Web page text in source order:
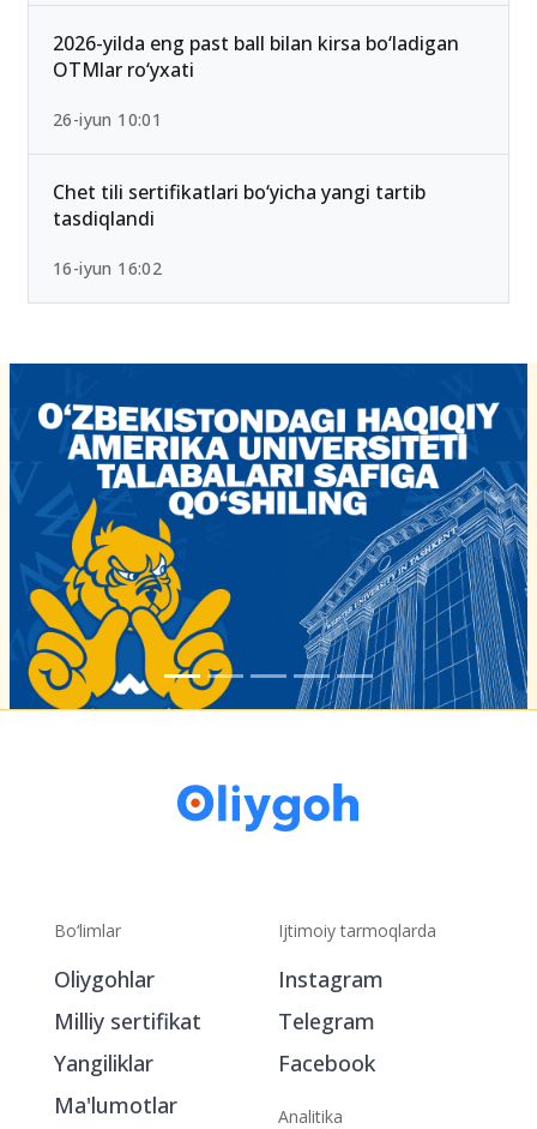
2026-yilda eng past ball bilan kirsa bo‘ladigan
OTMlar ro‘yxati
26-iyun 10:01
Chet tili sertifikatlari bo‘yicha yangi tartib
tasdiqlandi
16-iyun 16:02
Bo‘limlar
Oliygohlar
Milliy sertifikat
Yangiliklar
Ma'lumotlar
Ijtimoiy tarmoqlarda
Instagram
Telegram
Facebook
Analitika